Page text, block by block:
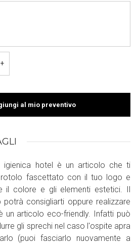
+
al mio preventivo
hotel è un articolo che ti
fascettato con il tuo logo e
il colore e gli elementi estetici. Il
consigliarti oppure realizzare
un articolo eco-friendly. Infatti può
gli sprechi nel caso l'ospite apra
(puoi fasciarlo nuovamente a